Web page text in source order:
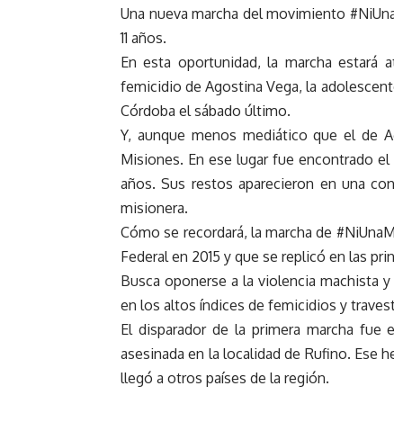
Una nueva marcha del movimiento
11 años.
En esta oportunidad, la marcha estará
femicidio de Agostina Vega, la
Córdoba el sábado último.
Y, aunque menos mediático que el de
Misiones. En ese lugar fue encontrado
años. Sus restos aparecieron en una
misionera.
Cómo se recordará, la marcha de
Federal en 2015 y que se replicó en las
Busca oponerse a la violencia machista
en los altos índices de femicidios y
El disparador de la primera marcha fue
asesinada en la localidad de Rufino. Ese
llegó a otros países de la región.